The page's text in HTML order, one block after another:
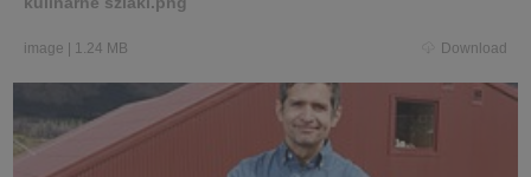
image | 1.24 MB Download